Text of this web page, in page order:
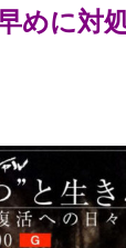
めに